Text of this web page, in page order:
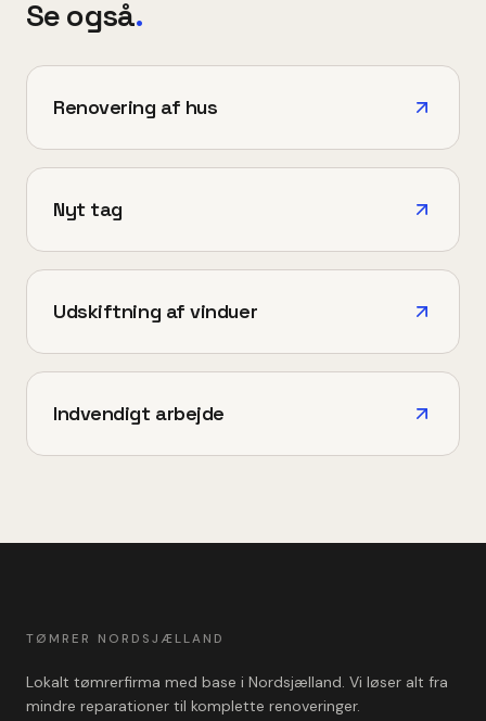
Se også.
Renovering af hus
Nyt tag
Udskiftning af vinduer
Indvendigt arbejde
TØMRER NORDSJÆLLAND
Lokalt tømrerfirma med base i Nordsjælland. Vi løser alt fra
mindre reparationer til komplette renoveringer.